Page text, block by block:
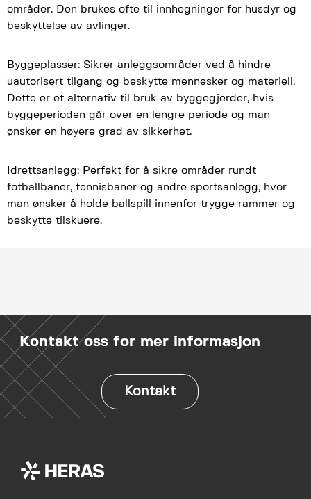
områder. Den brukes ofte til innhegninger for husdyr og
beskyttelse av avlinger.
Byggeplasser: Sikrer anleggsområder ved å hindre
uautorisert tilgang og beskytte mennesker og materiell.
Dette er et alternativ til bruk av byggegjerder, hvis
byggeperioden går over en lengre periode og man
ønsker en høyere grad av sikkerhet.
Idrettsanlegg: Perfekt for å sikre områder rundt
fotballbaner, tennisbaner og andre sportsanlegg, hvor
man ønsker å holde ballspill innenfor trygge rammer og
beskytte tilskuere.
Kontakt oss for mer informasjon
Kontakt